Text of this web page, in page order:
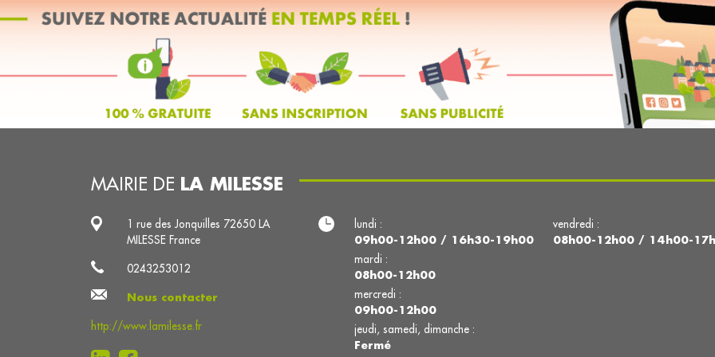
MAIRIE DE LA MILESSE
1 rue des Jonquilles 72650 LA
MILESSE France
0243253012
Nous contacter
http://www.lamilesse.fr
lundi :
09h00-12h00 / 16h30-19h00
mardi :
08h00-12h00
mercredi :
09h00-12h00
jeudi, samedi, dimanche :
Fermé
vendredi :
08h00-12h00 / 14h00-